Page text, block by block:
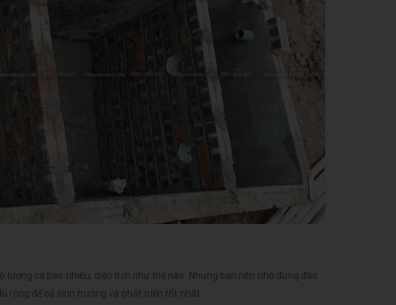
lượng cá bao nhiêu, diện tích như thế nào. Nhưng bạn nên nhớ đừng đào
rộng để cá sinh trưởng và phát triển tốt nhất.